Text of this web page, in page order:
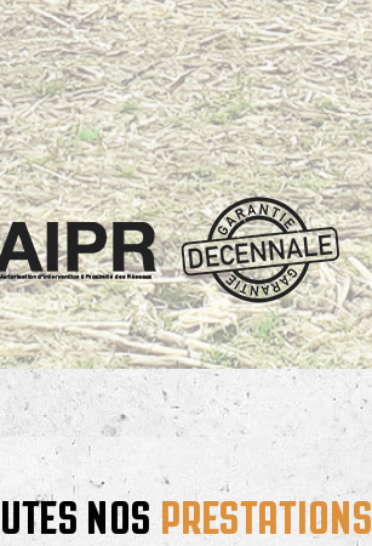
NOS PRESTATIONS